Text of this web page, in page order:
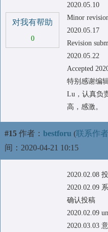
对我有帮助
0
2020.05.10
Minor
2020.05.17
Revision
2020.05.22
Accepted
特别感谢编
Lu，认真负
高，感激。
#15 作者： bestforu (联系作者
间：2020-04-21 10:15
2020.02.08
2020.02.09
确认投稿
2020.02.09
2020.03.03